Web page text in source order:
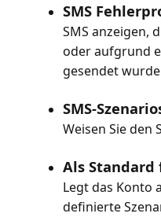
SMS
SMS anzeigen,
oder aufgrund
gesendet
SMS-
Weisen Sie den
Als Standard
Legt das Konto
definierte